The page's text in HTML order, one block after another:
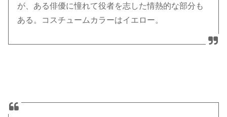
が、ある俳優に憧れて役者を志した情熱的な部分も
ある。コスチュームカラーはイエロー。